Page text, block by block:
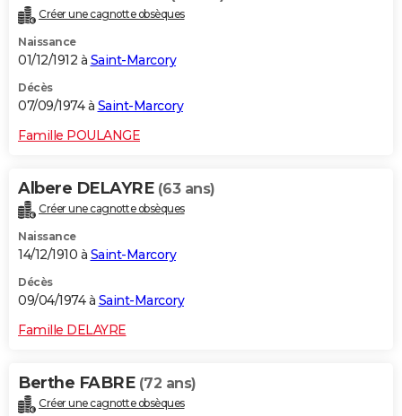
Créer une cagnotte obsèques
Naissance
01/12/1912 à Saint-Marcory
Décès
07/09/1974 à Saint-Marcory
Famille POULANGE
Albere DELAYRE (63 ans)
Créer une cagnotte obsèques
Naissance
14/12/1910 à Saint-Marcory
Décès
09/04/1974 à Saint-Marcory
Famille DELAYRE
Berthe FABRE (72 ans)
Créer une cagnotte obsèques